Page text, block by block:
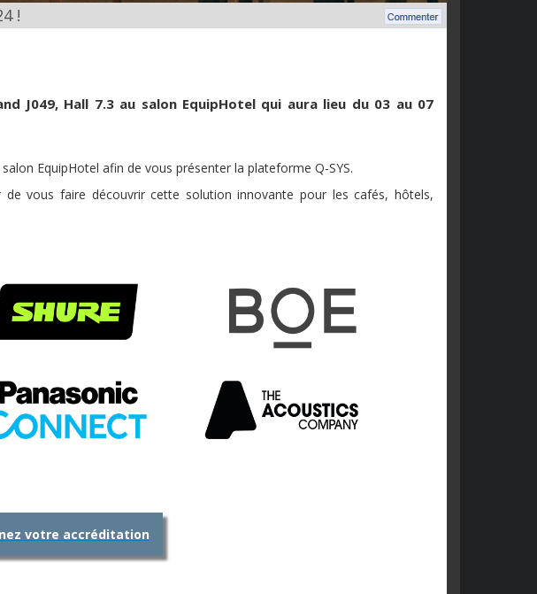
!
J049, Hall 7.3 au salon EquipHotel qui aura lieu du 03 au 07
EquipHotel afin de vous présenter la plateforme Q-SYS.
vous faire découvrir cette solution innovante pour les cafés, hôtels,
votre accréditation